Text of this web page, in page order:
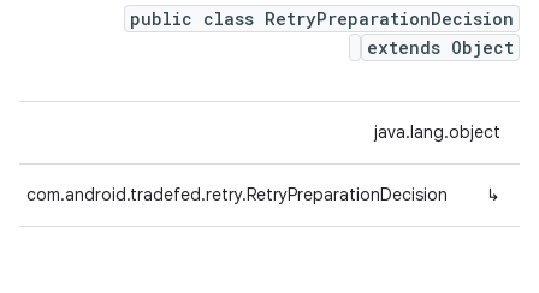
public class RetryPreparationDecision
extends Object
java.lang.object
↳
com.android.tradefed.retry.RetryPreparationDecision